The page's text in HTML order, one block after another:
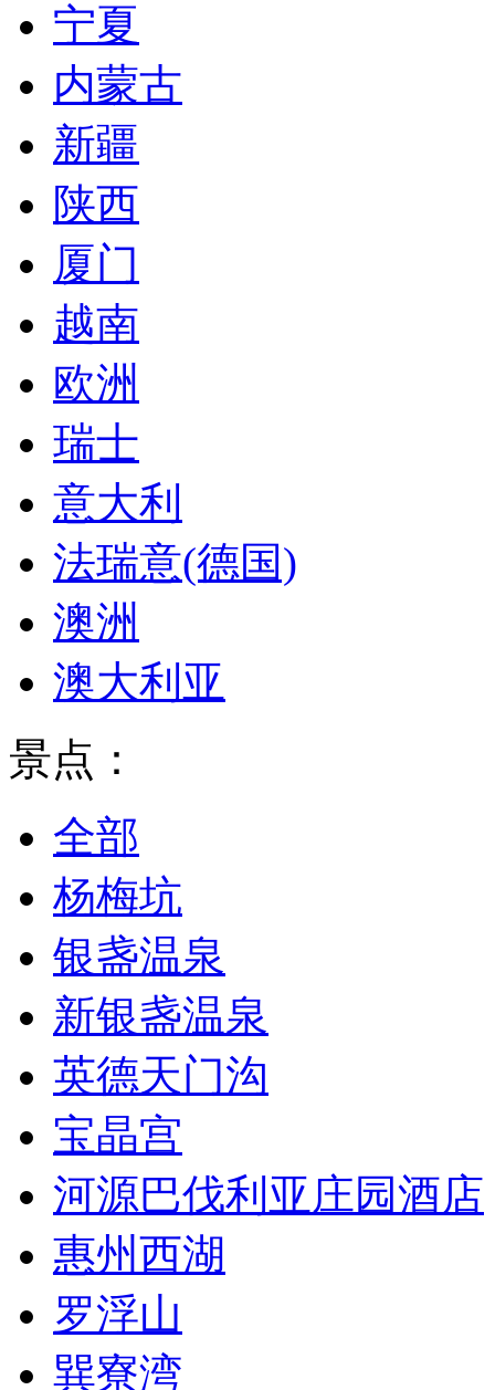
宁夏
内蒙古
新疆
陕西
厦门
越南
欧洲
瑞士
意大利
法瑞意(德国)
澳洲
澳大利亚
景点：
全部
杨梅坑
银盏温泉
新银盏温泉
英德天门沟
宝晶宫
河源巴伐利亚庄园酒店
惠州西湖
罗浮山
巽寮湾